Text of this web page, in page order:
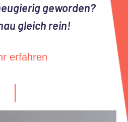
geworden?
gleich rein!
erfahren